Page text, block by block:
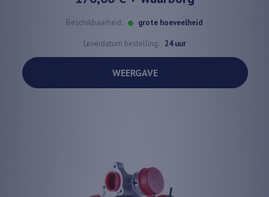
Beschikbaarheid: grote hoeveelheid
Leverdatum bestelling: 24 uur
WEERGAVE